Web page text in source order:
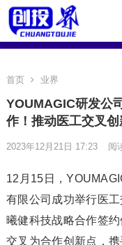
首页 业界
YOUMAGIC研发公
作！推动医工交叉
2023年12月21日 17:23 阅
12月15日，
有限公司成功举行医
曦健科技战略合作签
交叉为合作创新点，携